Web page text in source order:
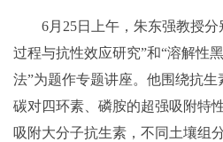
6月25日上午，朱东强教授
过程与抗性效应研究”和“溶解性
法”为题作专题讲座。他围绕抗
碳对四环素、磷胺的超强吸附特
吸附大分子抗生素，不同土壤组